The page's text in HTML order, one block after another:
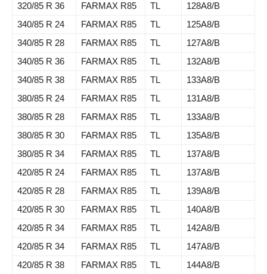
320/85 R 36
FARMAX R85 TL
128A8/B
340/85 R 24
FARMAX R85 TL
125A8/B
340/85 R 28
FARMAX R85 TL
127A8/B
340/85 R 36
FARMAX R85 TL
132A8/B
340/85 R 38
FARMAX R85 TL
133A8/B
380/85 R 24
FARMAX R85 TL
131A8/B
380/85 R 28
FARMAX R85 TL
133A8/B
380/85 R 30
FARMAX R85 TL
135A8/B
380/85 R 34
FARMAX R85 TL
137A8/B
420/85 R 24
FARMAX R85 TL
137A8/B
420/85 R 28
FARMAX R85 TL
139A8/B
420/85 R 30
FARMAX R85 TL
140A8/B
420/85 R 34
FARMAX R85 TL
142A8/B
420/85 R 34
FARMAX R85 TL
147A8/B
420/85 R 38
FARMAX R85 TL
144A8/B